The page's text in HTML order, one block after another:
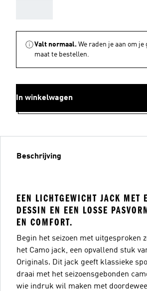
Valt normaal. We raden je aan om
maat te bestellen.
In winkelwagen
Beschrijving
EEN LICHTGEWICHT JACK MET
DESSIN EN EEN LOSSE
EN COMFORT.
Begin het seizoen met uitgesproken
het Camo jack, een opvallend stuk
Originals. Dit jack geeft klassieke
draai met het seizoensgebonden
wie indruk wil maken met